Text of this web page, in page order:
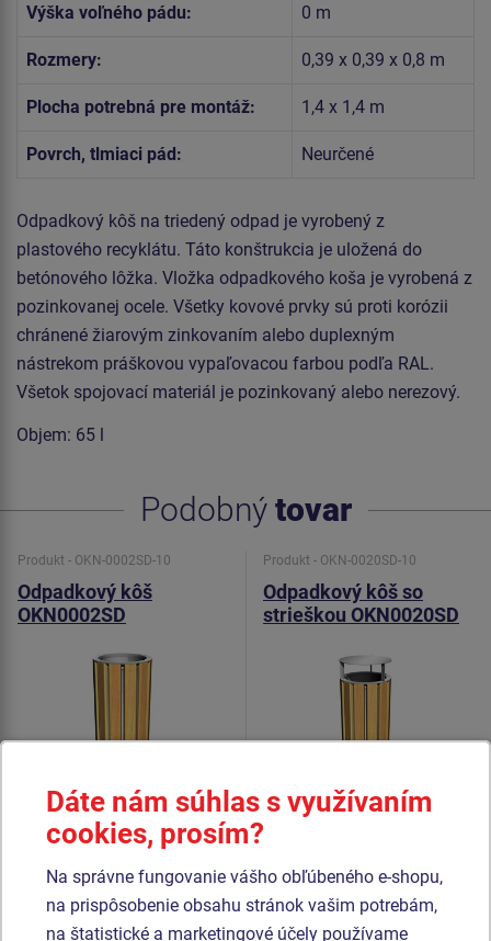
Výška voľného pádu: 0 m
Rozmery: 0,39 x 0,39 x 0,8 m
Plocha potrebná pre montáž: 1,4 x 1,4 m
Povrch, tlmiaci pád: Neurčené
Odpadkový kôš na triedený odpad je vyrobený z
plastového recyklátu. Táto konštrukcia je uložená do
betónového lôžka. Vložka odpadkového koša je vyrobená z
pozinkovanej ocele. Všetky kovové prvky sú proti korózii
chránené žiarovým zinkovaním alebo duplexným
nástrekom práškovou vypaľovacou farbou podľa RAL.
Všetok spojovací materiál je pozinkovaný alebo nerezový.
Objem: 65 l
Podobný tovar
Produkt - OKN-0002SD-10
Odpadkový kôš
OKN0002SD
Cena na vyžiadanie
Odpadkový kôš - s
pozinkovanou vložkou
Produkt - OKN-0020SD-10
Odpadkový kôš so
strieškou OKN0020SD
Odpadkový kôš so strieškou
OKN0020SD.
Dáte nám súhlas s využívaním
cookies, prosím?
Na správne fungovanie vášho obľúbeného e-shopu,
na prispôsobenie obsahu stránok vašim potrebám,
na štatistické a marketingové účely používame